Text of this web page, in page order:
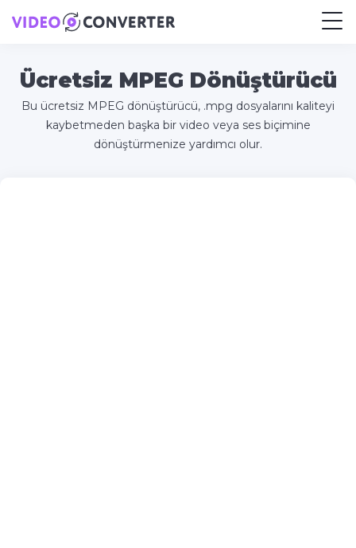
Ücretsiz MPEG Dönüştürücü
Bu ücretsiz MPEG dönüştürücü, .mpg dosyalarını kaliteyi
kaybetmeden başka bir video veya ses biçimine
dönüştürmenize yardımcı olur.